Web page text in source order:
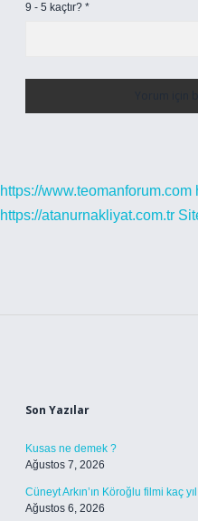
9 - 5 kaçtır? *
https://www.teomanforum.com
https://atanurnakliyat.com.tr
Son Yazılar
Kusas ne demek ?
Ağustos 7, 2026
Cüneyt Arkın’ın Köroğlu filmi kaç
Ağustos 6, 2026